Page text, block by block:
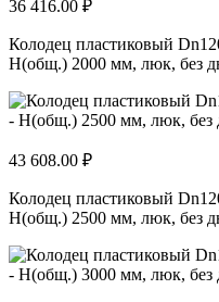
36 416.00 ₽
Колодец пластиковый
H(общ.) 2000 мм, люк, без
43 608.00 ₽
Колодец пластиковый
H(общ.) 2500 мм, люк, без